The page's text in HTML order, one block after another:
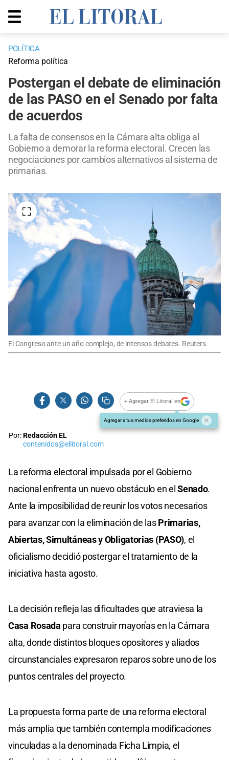
POLÍTICA
Reforma política
Postergan el debate de eliminación
de las PASO en el Senado por falta
de acuerdos
La falta de consensos en la Cámara alta obliga al
Gobierno a demorar la reforma electoral. Crecen las
negociaciones por cambios alternativos al sistema de
primarias.
El Congreso ante un año complejo, de intensos debates. Reuters.
+ Agregar El Litoral en
Agregar a tus medios preferidos en Google
Por:Redacción EL
contenidos@ellitoral.com
La reforma electoral impulsada por el Gobierno
nacional enfrenta un nuevo obstáculo en elSenado.
Ante la imposibilidad de reunir los votos necesarios
para avanzar con la eliminación de lasPrimarias,
Abiertas, Simultáneas y Obligatorias (PASO), el
oficialismo decidió postergar el tratamiento de la
iniciativa hasta agosto.
La decisión refleja las dificultades que atraviesa la
Casa Rosada para construir mayorías en la Cámara
alta, donde distintos bloques opositores y aliados
circunstanciales expresaron reparos sobre uno de los
puntos centrales del proyecto.
La propuesta forma parte de una reforma electoral
más amplia que también contempla modificaciones
vinculadas a la denominada Ficha Limpia, el